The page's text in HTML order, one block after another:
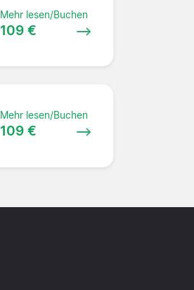
Mehr lesen/Buchen
109 €
Mehr lesen/Buchen
109 €